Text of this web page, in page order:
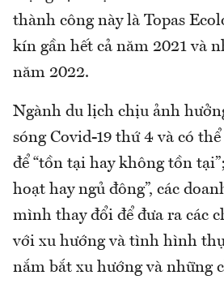
thành công này là Topas
kín gần hết cả năm 2021 và
năm 2022.
Ngành du lịch chịu ảnh
sóng Covid-19 thứ 4 và có
để “tồn tại hay không tồn
hoạt hay ngủ đông”, các
mình thay đổi để đưa ra các
với xu hướng và tình hình
nắm bắt xu hướng và những